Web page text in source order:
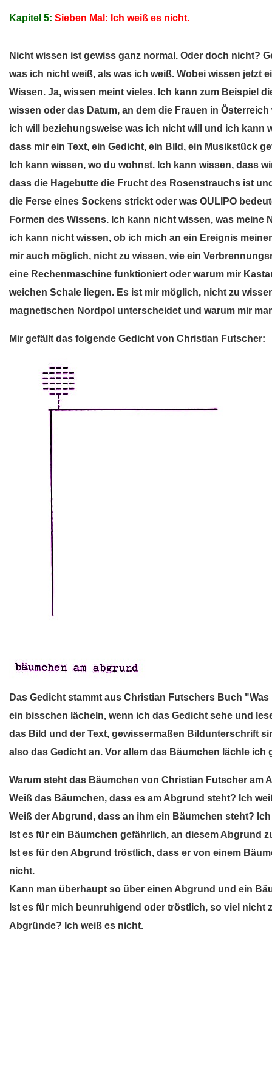
Kapitel 5: Sieben Mal: Ich weiß es nicht.
Nicht wissen ist gewiss ganz normal. Oder doch nicht?
was ich nicht weiß, als was ich weiß. Wobei wissen jetzt
Wissen. Ja, wissen meint vieles. Ich kann zum Beispiel
wissen oder das Datum, an dem die Frauen in
ich will beziehungsweise was ich nicht will und ich kann
dass mir ein Text, ein Gedicht, ein Bild, ein Musikstück
Ich kann wissen, wo du wohnst. Ich kann wissen, dass
dass die Hagebutte die Frucht des Rosenstrauchs ist
die Ferse eines Sockens strickt oder was OULIPO
Formen des Wissens. Ich kann nicht wissen, was
ich kann nicht wissen, ob ich mich an ein Ereignis
mir auch möglich, nicht zu wissen, wie ein
eine Rechenmaschine funktioniert oder warum mir
weichen Schale liegen. Es ist mir möglich, nicht zu
magnetischen Nordpol unterscheidet und warum mir
Mir gefällt das folgende Gedicht von Christian Futscher:
Das Gedicht stammt aus Christian Futschers Buch
ein bisschen lächeln, wenn ich das Gedicht sehe und
das Bild und der Text, gewissermaßen Bildunterschrift
also das Gedicht an. Vor allem das Bäumchen lächle ich
Warum steht das Bäumchen von Christian Futscher am
Weiß das Bäumchen, dass es am Abgrund steht? Ich
Weiß der Abgrund, dass an ihm ein Bäumchen steht?
Ist es für ein Bäumchen gefährlich, an diesem Abgrund
Ist es für den Abgrund tröstlich, dass er von einem
nicht.
Kann man überhaupt so über einen Abgrund und ein
Ist es für mich beunruhigend oder tröstlich, so viel nicht
Abgründe? Ich weiß es nicht.